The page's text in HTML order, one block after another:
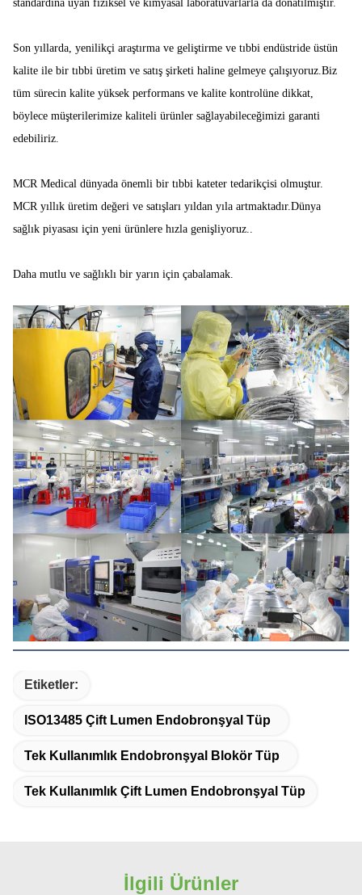
standardına uyan fiziksel ve kimyasal laboratuvarlarla da donatılmıştır.
Son yıllarda, yenilikçi araştırma ve geliştirme ve tıbbi endüstride üstün
kalite ile bir tıbbi üretim ve satış şirketi haline gelmeye çalışıyoruz.Biz
tüm sürecin kalite yüksek performans ve kalite kontrolüne dikkat,
böylece müşterilerimize kaliteli ürünler sağlayabileceğimizi garanti
edebiliriz.
MCR Medical dünyada önemli bir tıbbi kateter tedarikçisi olmuştur.
MCR yıllık üretim değeri ve satışları yıldan yıla artmaktadır.Dünya
sağlık piyasası için yeni ürünlere hızla genişliyoruz..
Daha mutlu ve sağlıklı bir yarın için çabalamak.
Etiketler:
ISO13485 Çift Lumen Endobronşyal Tüp
Tek Kullanımlık Endobronşyal Blokör Tüp
Tek Kullanımlık Çift Lumen Endobronşyal Tüp
İlgili Ürünler